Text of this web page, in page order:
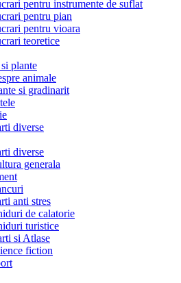
pentru instrumente de suflat
pentru pian
pentru vioara
teoretice
plante
animale
si gradinarit
diverse
diverse
generala
anti stres
de calatorie
turistice
si Atlase
fiction